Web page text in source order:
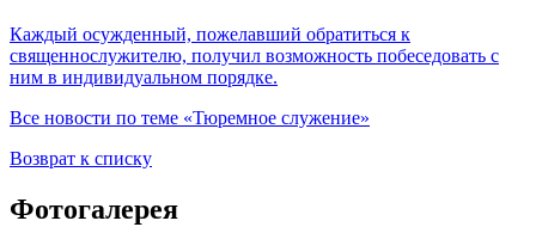
Каждый осужденный, пожелавший обратиться к
священнослужителю, получил возможность побеседовать с
ним в индивидуальном порядке.
Все новости по теме «Тюремное служение»
Возврат к списку
Фотогалерея